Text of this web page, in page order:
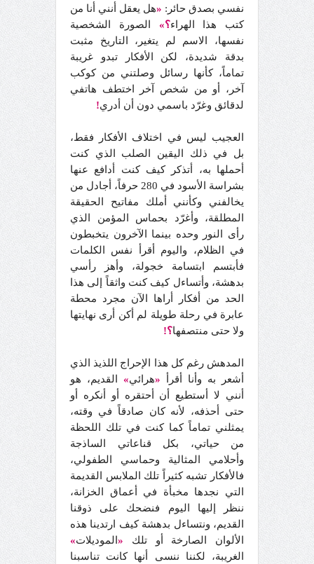
نفسي بصدق حائر: «هل يعقل أنني أنا من
كتب هذا الهراء؟»
الصورة الشخصية
نفسها، الاسم لم يتغير، التاريخ مثبت
بدقة شديدة، لكن الأفكار تبدو غريبة
تماماً، كأنها رسائل وصلتني من كوكب
آخر، أو من شخص آخر اختطف هاتفي
لدقائق وغرّد باسمي دون أن أدري!
العجيب ليس في اختلاف الأفكار فقط،
بل في ذلك اليقين الصلب الذي كنت
أحملها به، أتذكر كيف كنت أدافع عنها
بشراسة الأسود في 280 حرفاً، أجادل من
يخالفني وكأنني أملك مفاتيح الحقيقة
المطلقة، وأغرّد بحماس المؤمن الذي
رأى النور وحده بينما الآخرون يتخبطون
في الظلام، واليوم أقرأ نفس الكلمات
فأبتسم ابتسامة خجولة، وأهز رأسي
بدهشة، وأتساءل كيف كنت واثقاً إلى هذا
الحد من أفكار أراها الآن مجرد محطة
عابرة في رحلة طويلة لم أكن أرى نهايتها
ولا حتى منتصفها؟!
المدهش رغم كل هذا الإحراج اللذيذ الذي
أشعر به وأنا أقرأ «هرائي» القديم، هو
أنني لا أستطيع أن أحتقره أو أنكره أو
حتى أحذفه، لأنه كان صادقاً في وقته،
يمثلني تماماً كما كنت في تلك اللحظة
من حياتي، بكل قناعاتي الساذجة
وأحلامي المثالية وحماسي الطفولي،
فالأفكار تشبه كثيراً تلك الملابس القديمة
التي نجدها مخبأة في أعماق الخزانة،
ننظر إليها اليوم فنضحك على ذوقنا
القديم، ونتساءل بدهشة كيف ارتدينا هذه
الألوان الصارخة أو تلك « الموديلات»
الغريبة، لكننا ننسى أنها كانت تناسبنا